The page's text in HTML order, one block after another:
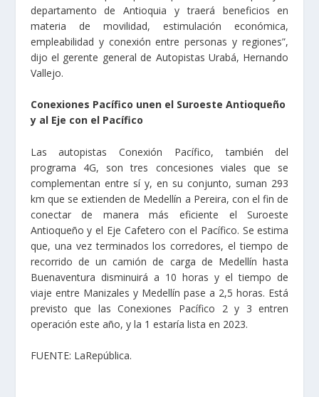
departamento de Antioquia y traerá beneficios en
materia de movilidad, estimulación económica,
empleabilidad y conexión entre personas y regiones”,
dijo el gerente general de Autopistas Urabá, Hernando
Vallejo.
Conexiones Pacífico unen el Suroeste Antioqueño
y al Eje con el Pacífico
Las autopistas Conexión Pacífico, también del
programa 4G, son tres concesiones viales que se
complementan entre sí y, en su conjunto, suman 293
km que se extienden de Medellín a Pereira, con el fin de
conectar de manera más eficiente el Suroeste
Antioqueño y el Eje Cafetero con el Pacífico. Se estima
que, una vez terminados los corredores, el tiempo de
recorrido de un camión de carga de Medellín hasta
Buenaventura disminuirá a 10 horas y el tiempo de
viaje entre Manizales y Medellín pase a 2,5 horas. Está
previsto que las Conexiones Pacífico 2 y 3 entren
operación este año, y la 1 estaría lista en 2023.
FUENTE: LaRepública.